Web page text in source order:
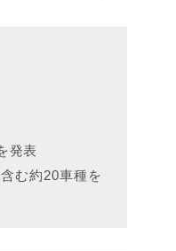
発表
む約20車種を